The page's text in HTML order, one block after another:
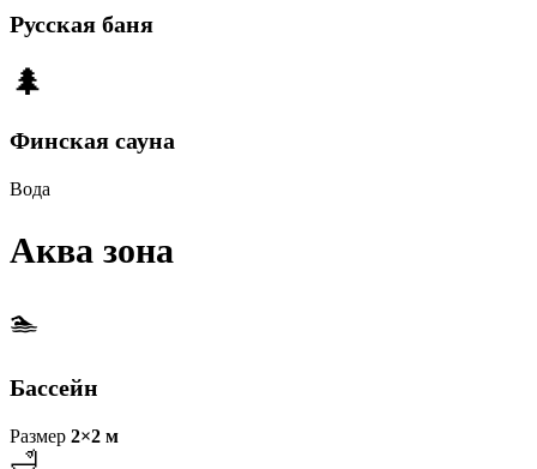
Русская баня
🌲
Финская сауна
Вода
Аква зона
🏊
Бассейн
Размер 2×2 м